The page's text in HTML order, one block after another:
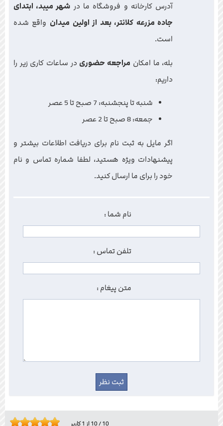
آدرس کارخانه و فروشگاه ما در شهر میبد، ابتدای
جاده مزرعه کلانتر، بعد از اولین میدان واقع شده
است.
بله، ما امکان مراجعه حضوری در ساعات کاری زیر را
داریم:
شنبه تا پنجشنبه: 7 صبح تا 5 عصر
جمعه: 8 صبح تا 2 عصر
اگر مایل به ثبت نام برای دریافت اطلاعات بیشتر و
پیشنهادات ویژه هستید، لطفا شماره تماس و نام
خود را برای ما ارسال کنید.
نام شما :
تلفن تماس :
متن پیغام :
10/10 از 1کاربر